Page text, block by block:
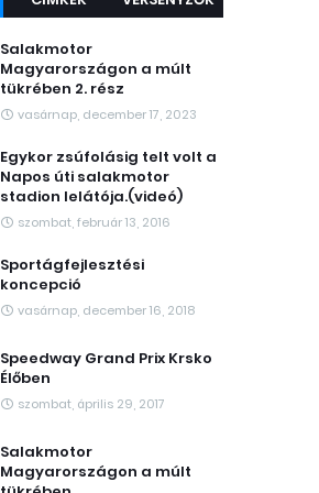
Salakmotor
Magyarországon a múlt
tükrében 2. rész
vasárnap, december 17, 2023
Egykor zsúfolásig telt volt a
Napos úti salakmotor
stadion lelátója.(videó)
szombat, február 13, 2016
Sportágfejlesztési
koncepció
vasárnap, december 16, 2018
Speedway Grand Prix Krsko
Élőben
szombat, április 29, 2017
Salakmotor
Magyarországon a múlt